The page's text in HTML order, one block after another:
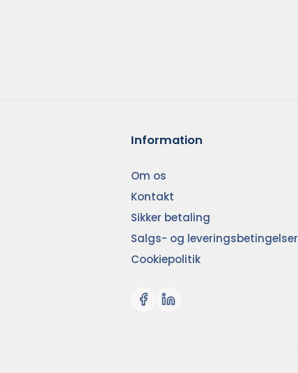
Information
Om os
Kontakt
Sikker betaling
Salgs- og leveringsbetingelser
Cookiepolitik